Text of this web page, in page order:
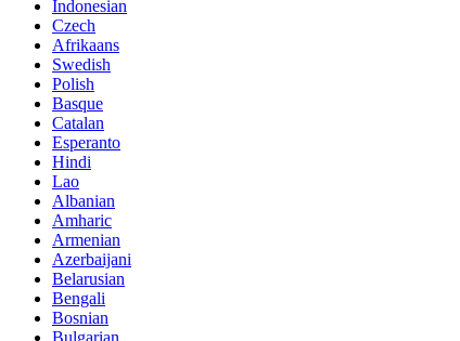
Indonesian
Czech
Afrikaans
Swedish
Polish
Basque
Catalan
Esperanto
Hindi
Lao
Albanian
Amharic
Armenian
Azerbaijani
Belarusian
Bengali
Bosnian